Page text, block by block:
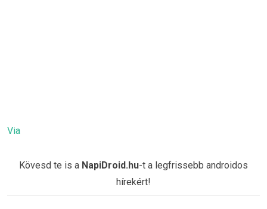
Via
Kövesd te is a NapiDroid.hu-t a legfrissebb androidos
hírekért!